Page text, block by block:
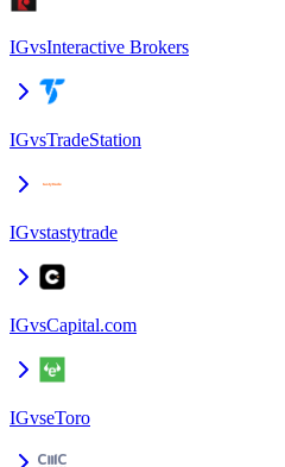
IGvsInteractive Brokers
IGvsTradeStation
IGvstastytrade
IGvsCapital.com
IGvseToro